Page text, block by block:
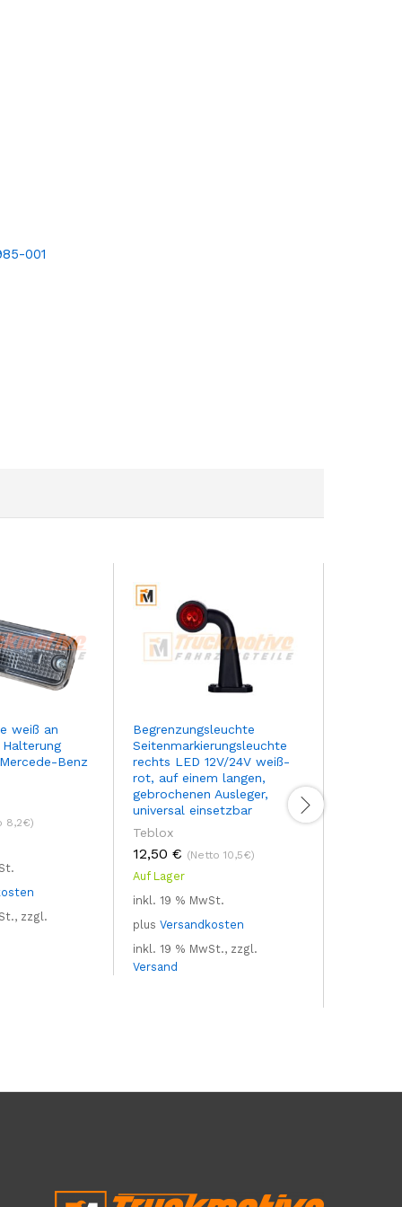
001
weiß an
Benz
8,2€)
zzgl.
Begrenzungsleuchte
Seitenmarkierungsleuchte
rechts LED 12V/24V weiß-
rot, auf einem langen,
gebrochenen Ausleger,
universal einsetzbar
Teblox
12,50 € (Netto 10,5€)
Auf Lager
inkl. 19 % MwSt.
plus Versandkosten
inkl. 19 % MwSt., zzgl.
Versand